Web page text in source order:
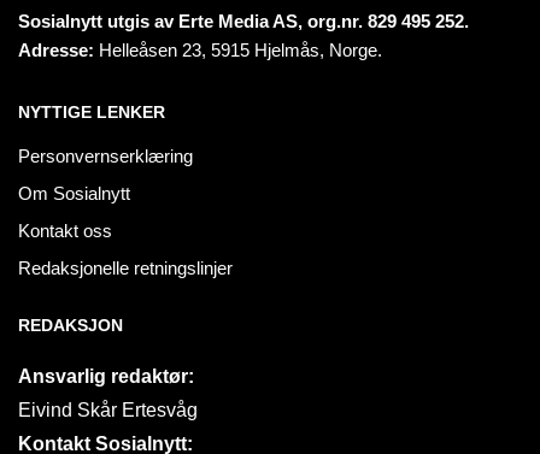
Sosialnytt utgis av Erte Media AS, org.nr. 829 495 252.
Adresse: Helleåsen 23, 5915 Hjelmås, Norge.
NYTTIGE LENKER
Personvernserklæring
Om Sosialnytt
Kontakt oss
Redaksjonelle retningslinjer
REDAKSJON
Ansvarlig redaktør:
Eivind Skår Ertesvåg
Kontakt Sosialnytt: